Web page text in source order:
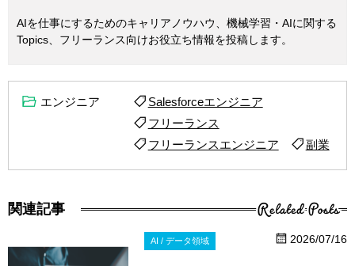
AIを仕事にするためのキャリアノウハウ、機械学習・AIに関する
Topics、フリーランス向けお役立ち情報を投稿します。
エンジニア
Salesforceエンジニア
フリーランス
フリーランスエンジニア
副業
関連記事 Related Posts
AI / データ領域 2026/07/16